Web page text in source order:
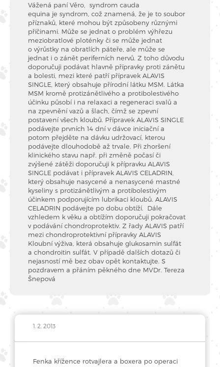
Vážená paní Věro, syndrom cauda
equina je syndrom, což znamená, že je to soubor
příznaků, které mohou být způsobeny různými
příčinami. Může se jednat o problém výhřezu
meziobratlové ploténky či se může jednat
o výrůstky na obratlích páteře, ale může se
jednat i o zánět periferních nervů. Z toho důvodu
doporučuji podávat hlavně přípravky proti zánětu
a bolesti, mezi které patří přípravek ALAVIS
SINGLE, který obsahuje přírodní látku MSM. Látka
MSM kromě protizánětlivého a protibolestivého
účinku působí i na relaxaci a regeneraci svalů a
na zpevnění vazů a šlach, čímž se zpevní
postavení všech kloubů. Přípravek ALAVIS SINGLE
podávejte prvních 14 dní v dávce iniciační a
potom přejděte na dávku udržovací, kterou
podávejte dlouhodobě až trvale. Při zhoršení
klinického stavu např. při změně počasí či
zvýšené zátěži doporučuji k přípravku ALAVIS
SINGLE podávat i přípravek ALAVIS CELADRIN,
který obsahuje nasycené a nenasycené mastné
kyseliny s protizánětlivým a protibolestivým
účinkem podporujícím lubrikaci kloubů. ALAVIS
CELADRIN podávejte po dobu obtíží. Dále
vzhledem k věku a obtížím doporučuji pokračovat
v podávání chondroprotektiv. Z řady ALAVIS patří
mezi chondroprotektivní přípravky ALAVIS
Kloubní výživa, která obsahuje glukosamin sulfát
a chondroitin sulfát. V případě dalších dotazů či
nejasností mě bez obav opět kontaktujte. S
pozdravem a přáním pěkného dne MVDr. Tereza
Šnepová
1. 2. 2013
Fenka křížence rotvajlera a boxera po operaci